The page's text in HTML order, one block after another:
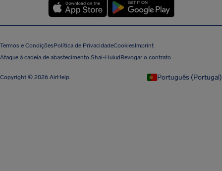
Termos e CondiçõesPolítica de PrivacidadeCookiesImprint
Ataque à cadeia de abastecimento Shai-HuludRevogar o contrato
Copyright © 2026 AirHelp Português (Portugal)